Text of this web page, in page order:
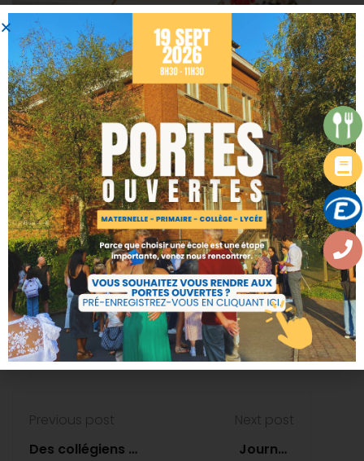
Share:
Previous post
Des collégiens à
Next post
Journée